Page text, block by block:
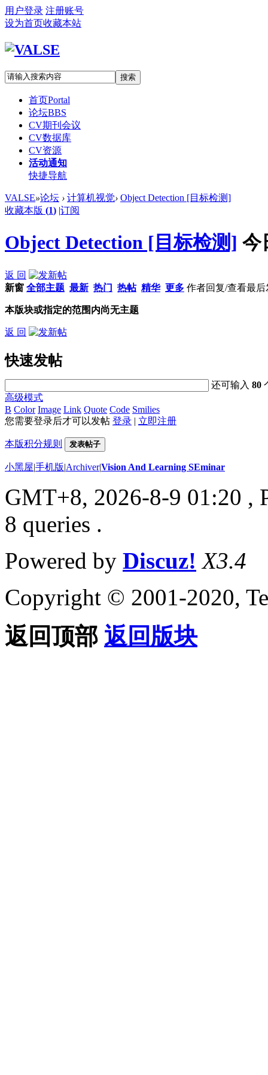
用户登录 注册账号
设为首页收藏本站
搜索
首页Portal
论坛BBS
CV期刊会议
CV数据库
CV资源
活动通知
快捷导航
VALSE»论坛 › 计算机视觉› Object Detection [目标检测]
收藏本版 (1) |订阅
Object Detection [目标检测]
返 回
新窗 全部主题 最新 热门 热帖 精华 更多 作者回复/查看最后
本版块或指定的范围内尚无主题
返 回
快速发帖
还可输入80
高级模式
B Color Image Link Quote Code Smilies
您需要登录后才可以发帖 登录 | 立即注册
本版积分规则 发表帖子
小黑屋|手机版|Archiver|Vision And Learning SEminar
GMT+8, 2026-8-9 01:20 ,
8 queries .
Powered by Discuz! X3.4
Copyright © 2001-2020,
返回顶部 返回版块